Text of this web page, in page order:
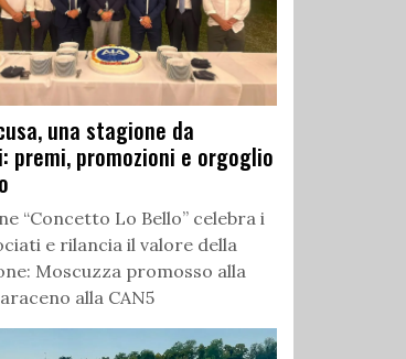
una stagione da
premi, promozioni e orgoglio
“Concetto Lo Bello” celebra i
e rilancia il valore della
Moscuzza promosso alla
alla CAN5